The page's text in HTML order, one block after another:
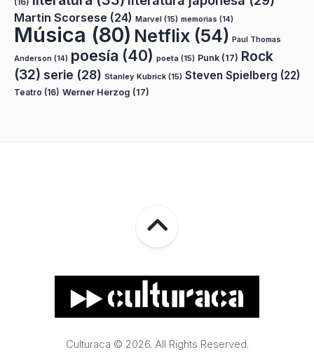
Martin Scorsese (24) Marvel (15) memorias (14)
Música (80) Netflix (54) Paul Thomas
Anderson (14) poesía (40) poeta (15) Punk (17) Rock
(32) serie (28) Stanley Kubrick (15) Steven Spielberg (22)
Teatro (16) Werner Herzog (17)
Culturaca © 2026. All Rights Reserved.